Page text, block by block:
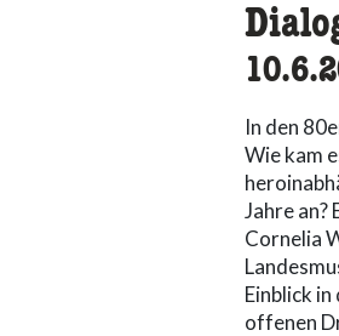
In den
Wie kam
Jahre
Cornelia
Einblick
offenen